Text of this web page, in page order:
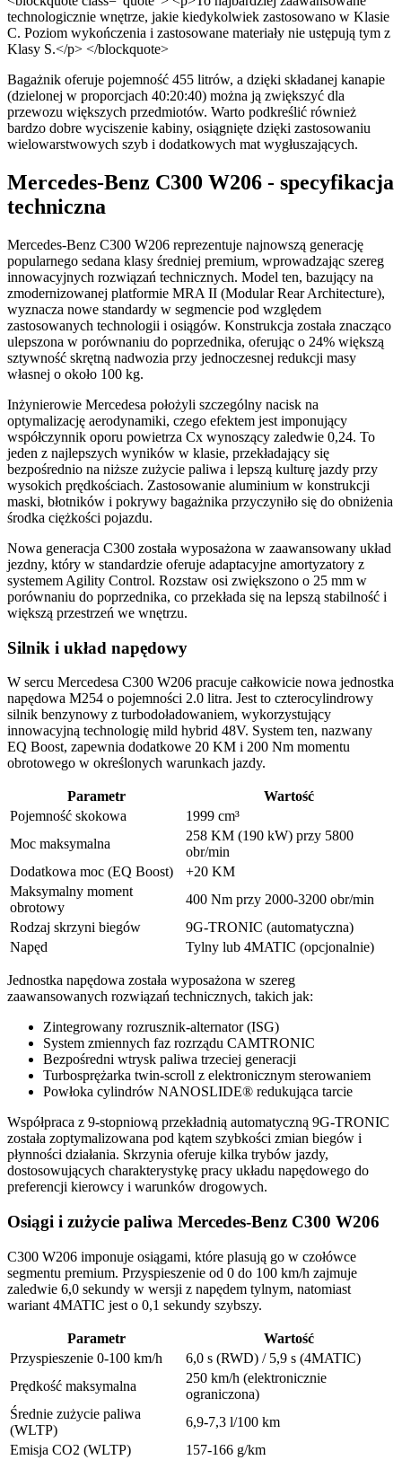
technologicznie wnętrze, jakie kiedykolwiek zastosowano w Klasie
C. Poziom wykończenia i zastosowane materiały nie ustępują tym z
Klasy S.</p> </blockquote>
Bagażnik oferuje pojemność 455 litrów, a dzięki składanej kanapie
(dzielonej w proporcjach 40:20:40) można ją zwiększyć dla
przewozu większych przedmiotów. Warto podkreślić również
bardzo dobre wyciszenie kabiny, osiągnięte dzięki zastosowaniu
wielowarstwowych szyb i dodatkowych mat wygłuszających.
Mercedes-Benz C300 W206 - specyfikacja
techniczna
Mercedes-Benz C300 W206 reprezentuje najnowszą generację
popularnego sedana klasy średniej premium, wprowadzając szereg
innowacyjnych rozwiązań technicznych. Model ten, bazujący na
zmodernizowanej platformie MRA II (Modular Rear Architecture),
wyznacza nowe standardy w segmencie pod względem
zastosowanych technologii i osiągów. Konstrukcja została znacząco
ulepszona w porównaniu do poprzednika, oferując o 24% większą
sztywność skrętną nadwozia przy jednoczesnej redukcji masy
własnej o około 100 kg.
Inżynierowie Mercedesa położyli szczególny nacisk na
optymalizację aerodynamiki, czego efektem jest imponujący
współczynnik oporu powietrza Cx wynoszący zaledwie 0,24. To
jeden z najlepszych wyników w klasie, przekładający się
bezpośrednio na niższe zużycie paliwa i lepszą kulturę jazdy przy
wysokich prędkościach. Zastosowanie aluminium w konstrukcji
maski, błotników i pokrywy bagażnika przyczyniło się do obniżenia
środka ciężkości pojazdu.
Nowa generacja C300 została wyposażona w zaawansowany układ
jezdny, który w standardzie oferuje adaptacyjne amortyzatory z
systemem Agility Control. Rozstaw osi zwiększono o 25 mm w
porównaniu do poprzednika, co przekłada się na lepszą stabilność i
większą przestrzeń we wnętrzu.
Silnik i układ napędowy
W sercu Mercedesa C300 W206 pracuje całkowicie nowa jednostka
napędowa M254 o pojemności 2.0 litra. Jest to czterocylindrowy
silnik benzynowy z turbodoładowaniem, wykorzystujący
innowacyjną technologię mild hybrid 48V. System ten, nazwany
EQ Boost, zapewnia dodatkowe 20 KM i 200 Nm momentu
obrotowego w określonych warunkach jazdy.
Parametr
Wartość
Pojemność skokowa
1999 cm³
Moc maksymalna
258 KM (190 kW) przy 5800
obr/min
Dodatkowa moc (EQ Boost)
+20 KM
Maksymalny moment
obrotowy
400 Nm przy 2000-3200 obr/min
Rodzaj skrzyni biegów
9G-TRONIC (automatyczna)
Napęd
Tylny lub 4MATIC (opcjonalnie)
Jednostka napędowa została wyposażona w szereg
zaawansowanych rozwiązań technicznych, takich jak:
Zintegrowany rozrusznik-alternator (ISG)
System zmiennych faz rozrządu CAMTRONIC
Bezpośredni wtrysk paliwa trzeciej generacji
Turbosprężarka twin-scroll z elektronicznym sterowaniem
Powłoka cylindrów NANOSLIDE® redukująca tarcie
Współpraca z 9-stopniową przekładnią automatyczną 9G-TRONIC
została zoptymalizowana pod kątem szybkości zmian biegów i
płynności działania. Skrzynia oferuje kilka trybów jazdy,
dostosowujących charakterystykę pracy układu napędowego do
preferencji kierowcy i warunków drogowych.
Osiągi i zużycie paliwa Mercedes-Benz C300 W206
C300 W206 imponuje osiągami, które plasują go w czołówce
segmentu premium. Przyspieszenie od 0 do 100 km/h zajmuje
zaledwie 6,0 sekundy w wersji z napędem tylnym, natomiast
wariant 4MATIC jest o 0,1 sekundy szybszy.
Parametr
Wartość
Przyspieszenie 0-100 km/h
6,0 s (RWD) / 5,9 s (4MATIC)
Prędkość maksymalna
250 km/h (elektronicznie
ograniczona)
Średnie zużycie paliwa
(WLTP)
6,9-7,3 l/100 km
Emisja CO2 (WLTP)
157-166 g/km